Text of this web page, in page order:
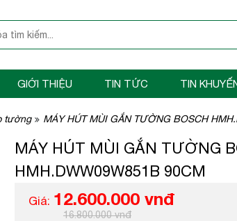
GIỚI THIỆU TIN TỨC TIN
tường MÁY HÚT MÙI GẮN TƯỜNG BOSCH
MÁY HÚT MÙI GẮN TƯỜNG
HMH.DWW09W851B 90CM
Giá: 12.600.000 vnđ
16.800.000 vnđ